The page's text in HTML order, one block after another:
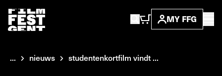
MY FFG
... nieuws studentenkortfilm vindt ...